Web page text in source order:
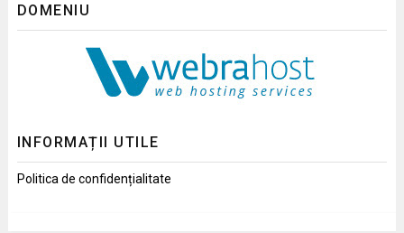
DOMENIU
INFORMAȚII UTILE
Politica de confidențialitate